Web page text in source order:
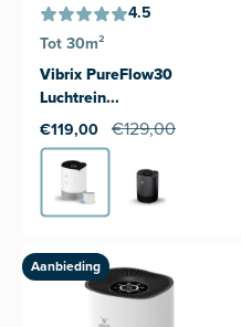
4.5
Tot 30m²
Vibrix PureFlow30
Luchtrein...
€119,00 €129,00
Aanbieding